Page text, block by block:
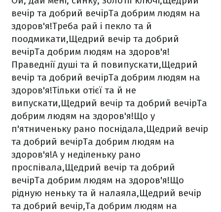
вечір та добрий вечірТа добрим людям на
здоров'я!Треба рай і пекло та й
поодмикати,Щедрий вечір та добрий
вечірТа добрим людям на здоров'я!
Праведнії душі та й повипускати,Щедрий
вечір та добрий вечірТа добрим людям на
здоров'я!Тільки отієї та й не
випускати,Щедрий вечір та добрий вечірТа
добрим людям на здоров'я!Що у
п'ятниченьку рано поснідала,Щедрий вечір
та добрий вечірТа добрим людям на
здоров'я!А у неділеньку рано
проспівала,Щедрий вечір та добрий
вечірТа добрим людям на здоров'я!Що
рідную неньку та й налаяла,Щедрий вечір
та добрий вечір,Та добрим людям на